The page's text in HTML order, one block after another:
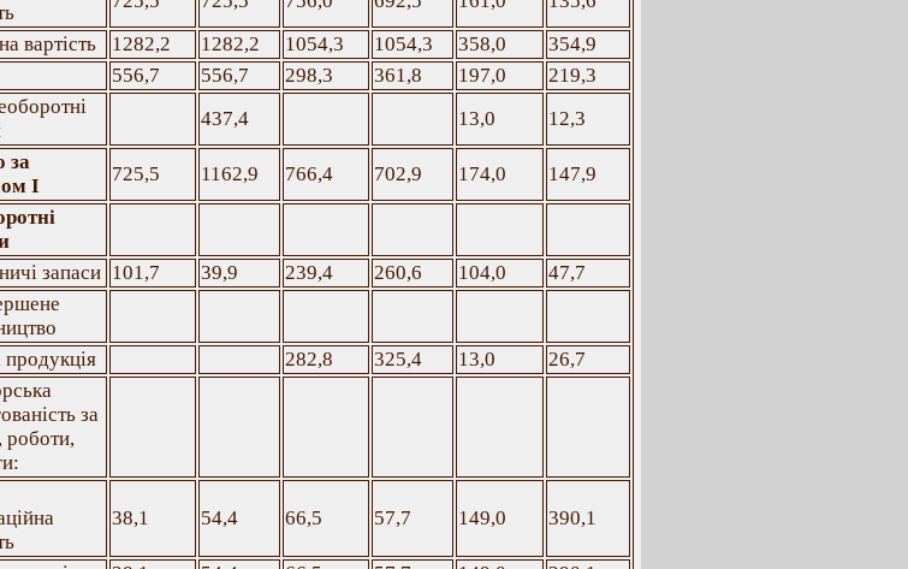
вартість
1282,2 1282,2 1054,3 1054,3 358,0
354,9
556,7 556,7 298,3 361,8 197,0
219,3
437,4 13,0
12,3
за
І
725,5 1162,9 766,4 702,9 174,0
147,9
запаси 101,7 39,9 239,4 260,6 104,0
47,7
продукція
282,8 325,4 13,0
26,7
за
роботи,
38,1 54,4 66,5 57,7 149,0 390,1